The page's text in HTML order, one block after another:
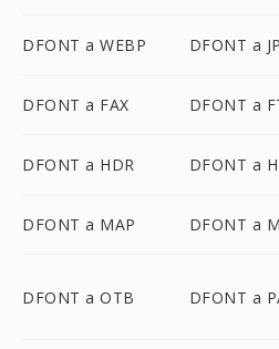
DFONT a WEBP DFONT a
DFONT a FAX DFONT a
DFONT a HDR DFONT a
DFONT a MAP DFONT a
DFONT a OTB DFONT a